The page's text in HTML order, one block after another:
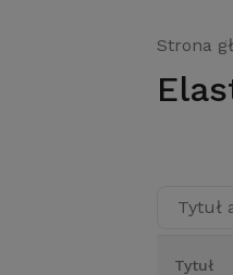
Strona
Tytuł